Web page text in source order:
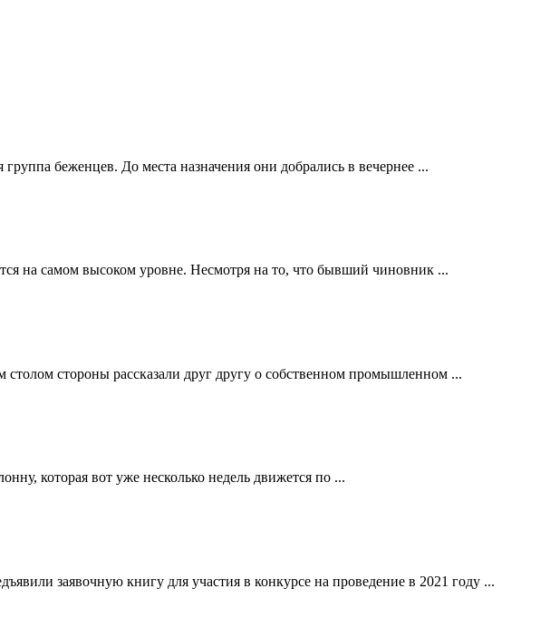
беженцев. До места назначения они добрались в вечернее ...
на самом высоком уровне. Несмотря на то, что бывший чиновник ...
стороны рассказали друг другу о собственном промышленном ...
которая вот уже несколько недель движется по ...
заявочную книгу для участия в конкурсе на проведение в 2021 году ...